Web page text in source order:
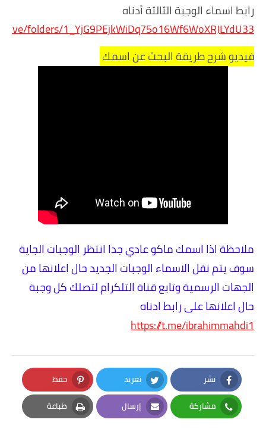
رابط اسماء الوجبة الثالثة أدناه
folders/1_YjG9PEjkWiDq75o16Wf6WoXRJLYdU33
فيديو شرح طريقة البحث عن اسمك
ملاحظة اذا اسمك ماكو عادي جدا انتظر الوجبات الجاية
سوف يتم نقل الاسماء الوجبات الجديد حال اعلانها من
الجهات الرسمية وتابع قناة التلكرام لتصلك كل وجبة
حال اعلانها على رابط ادناه
https://t.me/ibrahimmahdi1
نشر
Facebook
تغريد
Twitter
حفظ
Pinterest
مشاركة
Whatsapp
إرسال
Email
طباعة
Print